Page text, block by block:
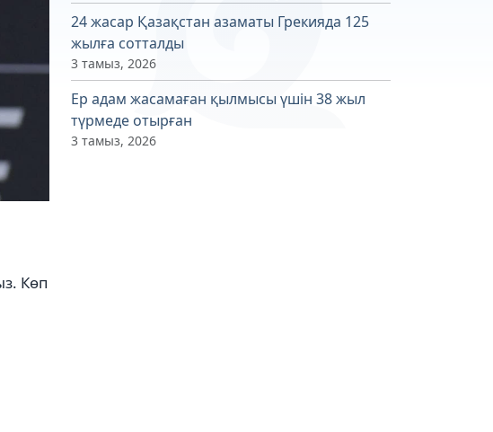
Көп
24 жасар Қазақстан азаматы Грекияда 125
жылға сотталды
3 тамыз, 2026
Ер адам жасамаған қылмысы үшін 38 жыл
түрмеде отырған
3 тамыз, 2026